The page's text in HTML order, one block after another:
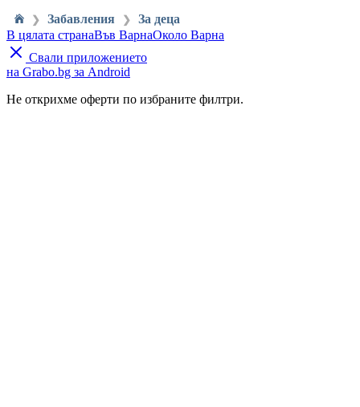
❯ Забавления ❯
За деца
В цялата странаВъв ВарнаОколо Варна
Свали приложението
на Grabo.bg за Android
Не открихме оферти по избраните филтри.